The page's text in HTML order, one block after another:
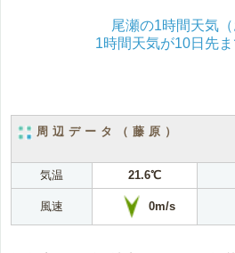
尾瀬の1時間天気
1時間天気が10日先
周辺データ（藤原）
気温 21.6℃
風速 0m/s